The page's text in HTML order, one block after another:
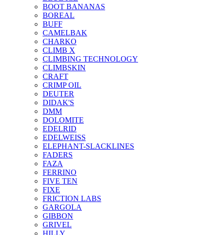
BOOT BANANAS
BOREAL
BUFF
CAMELBAK
CHARKO
CLIMB X
CLIMBING TECHNOLOGY
CLIMBSKIN
CRAFT
CRIMP OIL
DEUTER
DIDAK'S
DMM
DOLOMITE
EDELRID
EDELWEISS
ELEPHANT-SLACKLINES
FADERS
FAZA
FERRINO
FIVE TEN
FIXE
FRICTION LABS
GARGOLA
GIBBON
GRIVEL
HILLY